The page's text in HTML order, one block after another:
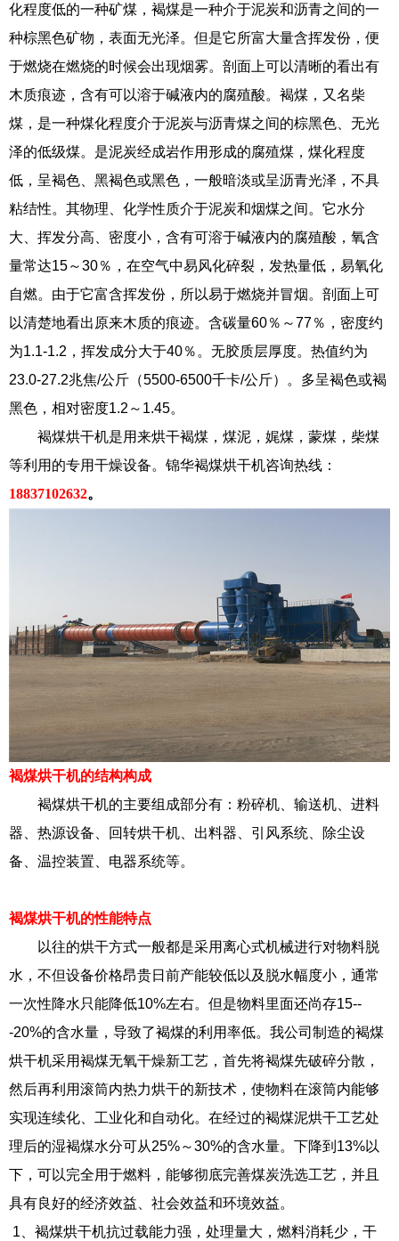
化程度低的一种矿煤，褐煤是一种介于泥炭和沥青之间的一
种棕黑色矿物，表面无光泽。但是它所富大量含挥发份，便
于燃烧在燃烧的时候会出现烟雾。剖面上可以清晰的看出有
木质痕迹，含有可以溶于碱液内的腐殖酸。褐煤，又名柴
煤，是一种煤化程度介于泥炭与沥青煤之间的棕黑色、无光
泽的低级煤。是泥炭经成岩作用形成的腐殖煤，煤化程度
低，呈褐色、黑褐色或黑色，一般暗淡或呈沥青光泽，不具
粘结性。其物理、化学性质介于泥炭和烟煤之间。它水分
大、挥发分高、密度小，含有可溶于碱液内的腐殖酸，氧含
量常达15～30％，在空气中易风化碎裂，发热量低，易氧化
自燃。由于它富含挥发份，所以易于燃烧并冒烟。剖面上可
以清楚地看出原来木质的痕迹。含碳量60％～77％，密度约
为1.1-1.2，挥发成分大于40％。无胶质层厚度。热值约为
23.0-27.2兆焦/公斤（5500-6500千卡/公斤）。多呈褐色或褐
黑色，相对密度1.2～1.45。
褐煤烘干机是用来烘干褐煤，煤泥，娓煤，蒙煤，柴煤
等利用的专用干燥设备。锦华褐煤烘干机咨询热线：
18837102632。
褐煤烘干机的结构构成
褐煤烘干机的主要组成部分有：粉碎机、输送机、进料
器、热源设备、回转烘干机、出料器、引风系统、除尘设
备、温控装置、电器系统等。
褐煤烘干机的性能特点
以往的烘干方式一般都是采用离心式机械进行对物料脱
水，不但设备价格昂贵日前产能较低以及脱水幅度小，通常
一次性降水只能降低10%左右。但是物料里面还尚存15--
-20%的含水量，导致了褐煤的利用率低。我公司制造的褐煤
烘干机采用褐煤无氧干燥新工艺，首先将褐煤先破碎分散，
然后再利用滚筒内热力烘干的新技术，使物料在滚筒内能够
实现连续化、工业化和自动化。在经过的褐煤泥烘干工艺处
理后的湿褐煤水分可从25%～30%的含水量。下降到13%以
下，可以完全用于燃料，能够彻底完善煤炭洗选工艺，并且
具有良好的经济效益、社会效益和环境效益。
1、褐煤烘干机抗过载能力强，处理量大，燃料消耗少，干